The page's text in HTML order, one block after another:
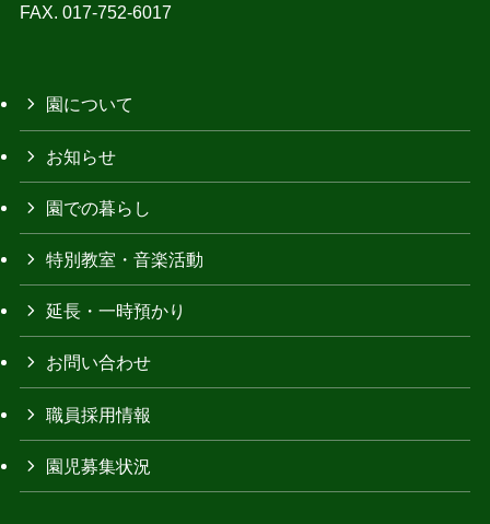
FAX. 017-752-6017
園について
お知らせ
園での暮らし
特別教室・音楽活動
延長・一時預かり
お問い合わせ
職員採用情報
園児募集状況